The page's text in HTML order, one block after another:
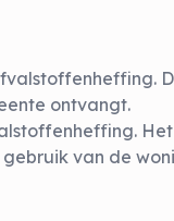
ontvangt.
van de